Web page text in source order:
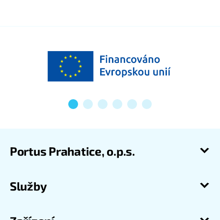
Portus Prahatice, o.p.s.
Služby